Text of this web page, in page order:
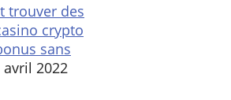
trouver des
crypto
sans
avril 2022